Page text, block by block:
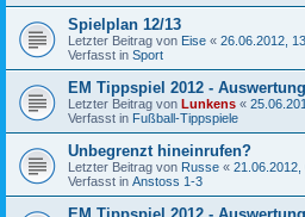
Spielplan 12/13
Letzter Beitrag von Eise « 26.06.2012,
Verfasst in Sport
EM Tippspiel 2012 -
Letzter Beitrag von Lunkens «
Verfasst in Fußball-Tippspiele
Unbegrenzt hineinrufen?
Letzter Beitrag von Russe « 21.06.2012,
Verfasst in Anstoss 1-3
EM Tippspiel 2012 -